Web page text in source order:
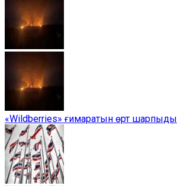
«Wildberries» ғимаратын өрт шарпыды